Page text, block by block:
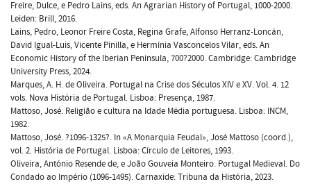
Freire, Dulce, e Pedro Lains, eds. An Agrarian History of Portugal, 1000-2000.
Leiden: Brill, 2016.
Lains, Pedro, Leonor Freire Costa, Regina Grafe, Alfonso Herranz-Loncán,
David Igual-Luis, Vicente Pinilla, e Hermínia Vasconcelos Vilar, eds. An
Economic History of the Iberian Peninsula, 700?2000. Cambridge: Cambridge
University Press, 2024.
Marques, A. H. de Oliveira. Portugal na Crise dos Séculos XIV e XV. Vol. 4. 12
vols. Nova História de Portugal. Lisboa: Presença, 1987.
Mattoso, José. Religião e cultura na Idade Média portuguesa. Lisboa: INCM,
1982.
Mattoso, José. ?1096-1325?. In «A Monarquia Feudal», José Mattoso (coord.),
vol. 2. História de Portugal. Lisboa: Círculo de Leitores, 1993.
Oliveira, António Resende de, e João Gouveia Monteiro. Portugal Medieval. Do
Condado ao Império (1096-1495). Carnaxide: Tribuna da História, 2023.